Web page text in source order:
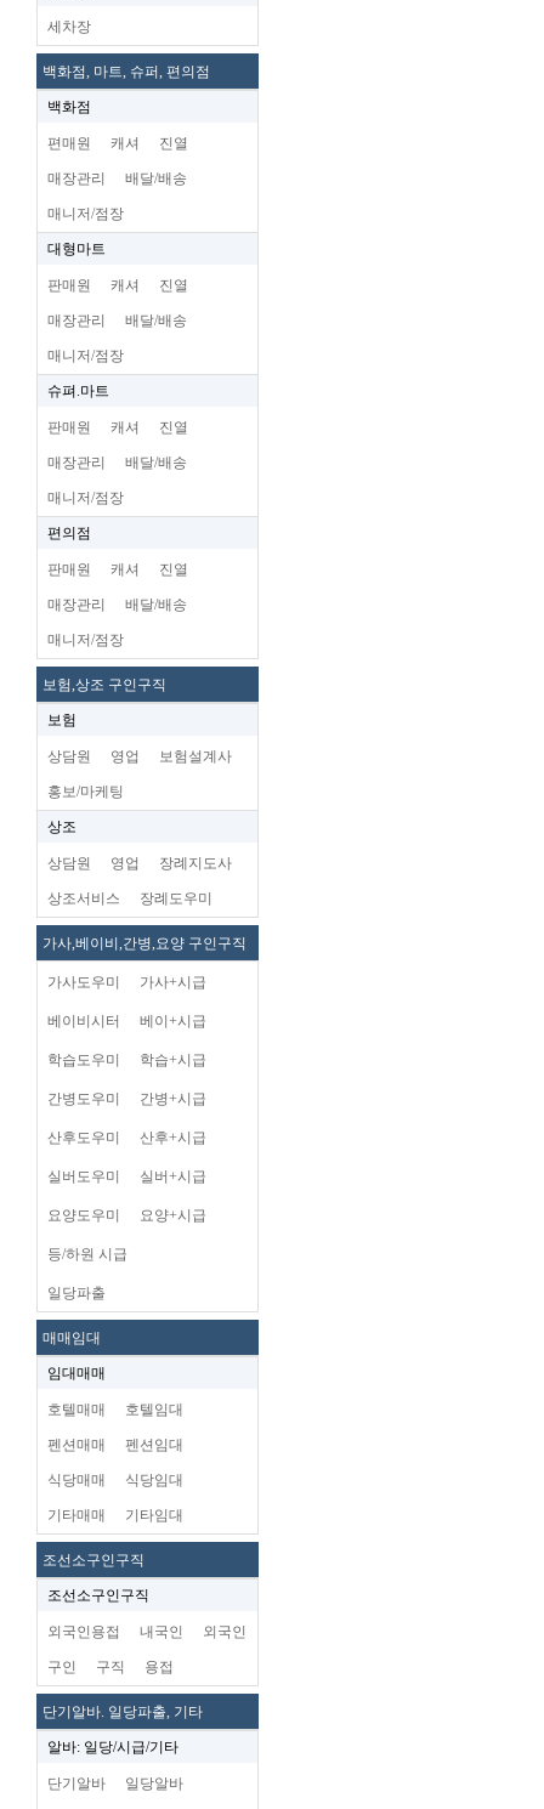
세차장
백화점, 마트, 슈퍼, 편의점
백화점
편매원 캐셔 진열
매장관리 배달/배송
매니저/점장
대형마트
판매원 캐셔 진열
매장관리 배달/배송
매니저/점장
슈펴.마트
판매원 캐셔 진열
매장관리 배달/배송
매니저/점장
편의점
판매원 캐셔 진열
매장관리 배달/배송
매니저/점장
보험,상조 구인구직
보험
상담원 영업 보험설계사
홍보/마케팅
상조
상담원 영업 장례지도사
상조서비스 장례도우미
가사,베이비,간병,요양 구인구직
가사도우미 가사+시급
베이비시터 베이+시급
학습도우미 학습+시급
간병도우미 간병+시급
산후도우미 산후+시급
실버도우미 실버+시급
요양도우미 요양+시급
등/하원 시급
일당파출
매매임대
임대매매
호텔매매 호텔임대
펜션매매 펜션임대
식당매매 식당임대
기타매매 기타임대
조선소구인구직
조선소구인구직
외국인용접 내국인 외국인
구인 구직 용접
단기알바. 일당파출, 기타
알바: 일당/시급/기타
단기알바 일당알바